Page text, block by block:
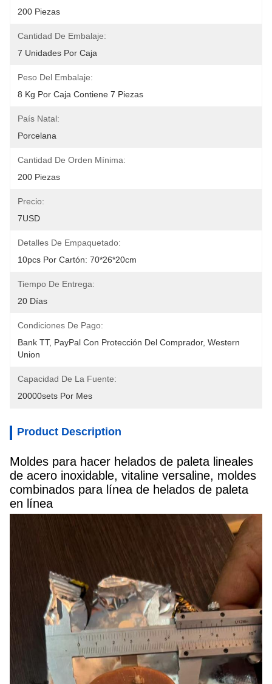
200 Piezas
Cantidad De Embalaje:
7 Unidades Por Caja
Peso Del Embalaje:
8 Kg Por Caja Contiene 7 Piezas
País Natal:
Porcelana
Cantidad De Orden Mínima:
200 Piezas
Precio:
7USD
Detalles De Empaquetado:
10pcs Por Cartón: 70*26*20cm
Tiempo De Entrega:
20 Días
Condiciones De Pago:
Bank TT, PayPal Con Protección Del Comprador, Western
Union
Capacidad De La Fuente:
20000sets Por Mes
Product Description
Moldes para hacer helados de paleta lineales
de acero inoxidable, vitaline versaline, moldes
combinados para línea de helados de paleta
en línea